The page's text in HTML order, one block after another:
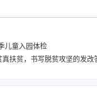
儿童入园体检
扶贫，书写脱贫攻坚的发改